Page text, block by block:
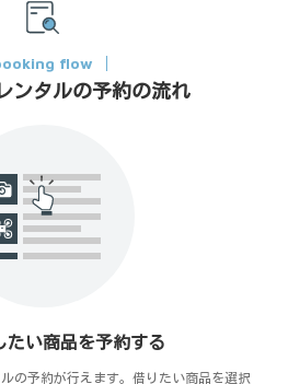
flow
ンタルの予約の流れ
たい商品を予約する
の予約が行えます。借りたい商品を選択